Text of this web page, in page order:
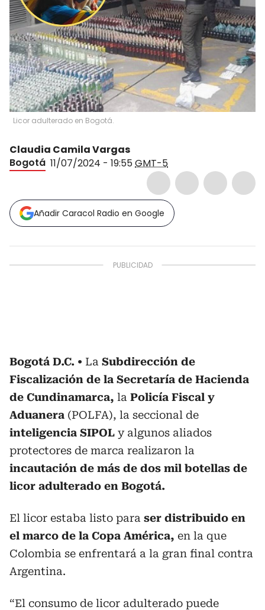
Licor adulterado en Bogotá.
Claudia Camila Vargas
Bogotá 11/07/2024 - 19:55GMT-5
Añadir Caracol Radio en Google
Bogotá D.C. La Subdirección de
Fiscalización de la Secretaría de Hacienda
de Cundinamarca, la Policía Fiscal y
Aduanera (POLFA), la seccional de
inteligencia SIPOL y algunos aliados
protectores de marca realizaron la
incautación de más de dos mil botellas de
licor adulterado en Bogotá.
El licor estaba listo para ser distribuido en
el marco de la Copa América, en la que
Colombia se enfrentará a la gran final contra
Argentina.
“El consumo de licor adulterado puede